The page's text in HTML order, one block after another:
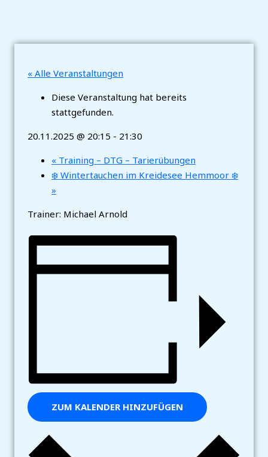
« Alle Veranstaltungen
Diese Veranstaltung hat bereits
stattgefunden.
20.11.2025 @ 20:15 - 21:30
« Training – DTG – Tarierübungen
❄️ Wintertauchen im Kreidesee Hemmoor ❄️
»
Trainer: Michael Arnold
ZUM KALENDER HINZUFÜGEN